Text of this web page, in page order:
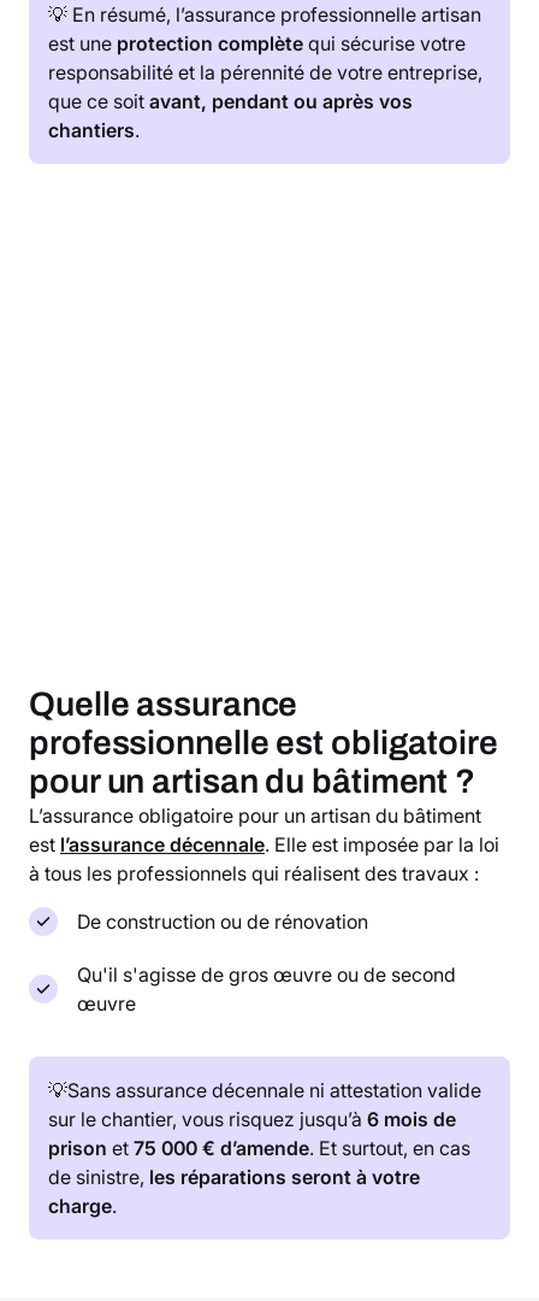
💡 En résumé, l’assurance professionnelle artisan
est une protection complète qui sécurise votre
responsabilité et la pérennité de votre entreprise,
que ce soit avant, pendant ou après vos
chantiers.
Quelle assurance
professionnelle est obligatoire
pour un artisan du bâtiment ?
L’assurance obligatoire pour un artisan du bâtiment
est l’assurance décennale. Elle est imposée par la loi
à tous les professionnels qui réalisent des travaux :
De construction ou de rénovation
Qu'il s'agisse de gros œuvre ou de second
œuvre
💡Sans assurance décennale ni attestation valide
sur le chantier, vous risquez jusqu’à 6 mois de
prison et 75 000 € d’amende. Et surtout, en cas
de sinistre, les réparations seront à votre
charge.